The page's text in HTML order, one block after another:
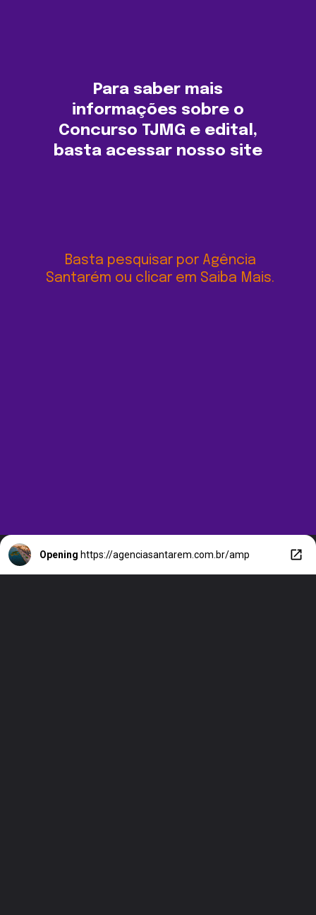
Para saber mais
informações sobre o
Concurso TJMG e edital,
basta acessar nosso site
Basta pesquisar por Agência
Santarém ou clicar em Saiba Mais.
Opening https://agenciasantarem.com.br/amp